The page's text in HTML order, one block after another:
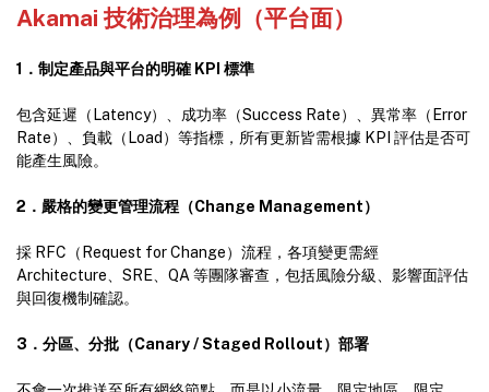
Akamai 技術治理為例（平台面）
1 ．制定產品與平台的明確 KPI 標準
包含延遲（Latency）、成功率（Success Rate）、異常率（Error
Rate）、負載（Load）等指標，所有更新皆需根據 KPI 評估是否可
能產生風險。
2 ．嚴格的變更管理流程（Change Management）
採 RFC（Request for Change）流程，各項變更需經
Architecture、SRE、QA 等團隊審查，包括風險分級、影響面評估
與回復機制確認。
3 ．分區、分批（Canary / Staged Rollout）部署